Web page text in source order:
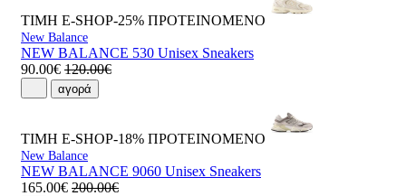
ΤΙΜΗ E-SHOP-25% ΠΡΟΤΕΙΝΟΜΕΝΟ
New Balance
NEW BALANCE 530 Unisex Sneakers
90.00€ 120.00€
αγορά
ΤΙΜΗ E-SHOP-18% ΠΡΟΤΕΙΝΟΜΕΝΟ
New Balance
NEW BALANCE 9060 Unisex Sneakers
165.00€ 200.00€